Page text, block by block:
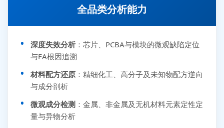
全品类分析能力
深度失效分析 ：芯片、PCBA与模块的微观缺陷定位
与FA根因追溯
材料配方还原 ：精细化工、高分子及未知物配方逆向
与成分剖析
微观成分检测 ：金属、非金属及无机材料元素定性定
量与异物分析